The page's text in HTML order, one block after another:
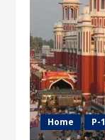
Home P-1